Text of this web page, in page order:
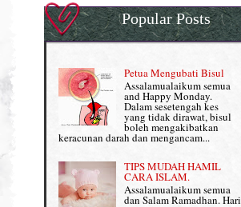
Pantang Larang dalam Pengambilan
Vitamin
Penjagaan Rambut: Prosante Hair Care
Persediaan Haji & Umrah
Review Part 1: Shaklee bagus ke?
Review Part 2: Shaklee's Slimming Set
Review Part 3: Shaklee's Beauty Set
Senggugut dan Sindrom PMS
Normal VS Czer
Pemakanan Semasa Hamil
Penyusuan Bayi
Perkembangan Minda Bayi
Supplement untuk Kehamilan
Popular Posts
Petua Mengubati Bisul
Assalamualaikum semua
and Happy Monday.
Dalam sesetengah kes
yang tidak dirawat, bisul
boleh mengakibatkan
keracunan darah dan mengancam...
TIPS MUDAH HAMIL
CARA ISLAM.
Assalamualaikum semua
dan Salam Ramadhan. Hari